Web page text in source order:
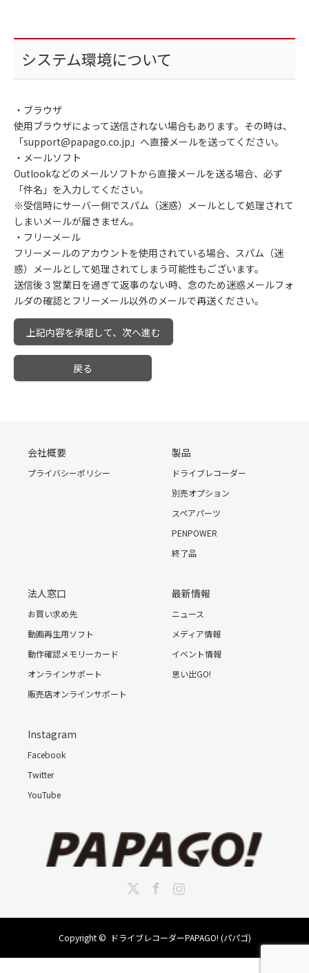
システム環境について
・ブラウザ
使用ブラウザによって送信されない場合もあります。その時は、
「support@papago.co.jp」へ直接メールを送ってください。
・メールソフト
Outlookなどのメールソフトから直接メールを送る場合、必ず
「件名」を入力してください。
※受信時にサーバー側でスパム（迷惑）メールとして処理されて
しまいメールが届きません。
・フリーメール
フリーメールのアカウントを使用されている場合、スパム（迷
惑）メールとして処理されてしまう可能性もございます。
送信後３営業日を過ぎて返事のない時、念のため迷惑メールフォ
ルダの確認とフリーメール以外のメールで再送ください。
上記内容を承諾して、次へ進む
戻る
会社概要
プライバシーポリシー
製品
ドライブレコーダー
別売オプション
スペアパーツ
PENPOWER
終了品
法人窓口
お買い求め先
動画再生用ソフト
動作確認メモリーカード
オンラインサポート
販売店オンラインサポート
最新情報
ニュース
メディア情報
イベント情報
思い出GO!
Instagram
Facebook
Twitter
YouTube
Instagram
Copyright © ドライブレコーダーPAPAGO! (パパゴ)